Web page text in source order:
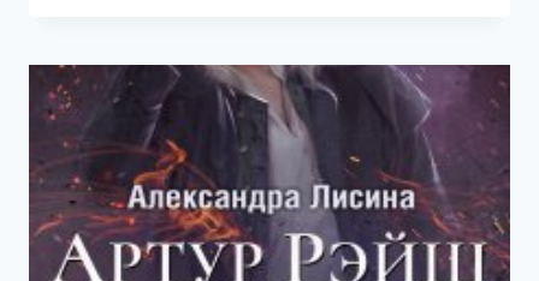
СВОБОДУ.